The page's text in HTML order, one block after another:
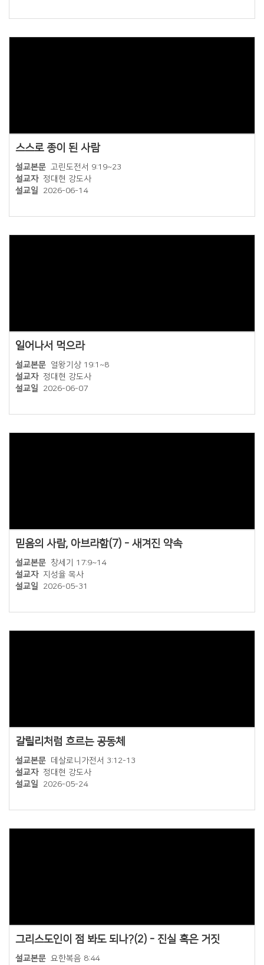
스스로 종이 된 사람
설교본문 고린도전서 9:19~23
설교자 정대현 강도사
설교일
2026-06-14
일어나서 먹으라
설교본문 열왕기상 19:1~8
설교자 정대현 강도사
설교일
2026-06-07
믿음의 사람, 아브라함(7) - 새겨진 약속
설교본문 창세기 17:9~14
설교자 지성율 목사
설교일
2026-05-31
갈릴리처럼 흐르는 공동체
설교본문 데살로니가전서 3:12-13
설교자 정대현 강도사
설교일
2026-05-24
그리스도인이 점 봐도 되나?(2) - 진실 혹은 거짓
설교본문 요한복음 8:44